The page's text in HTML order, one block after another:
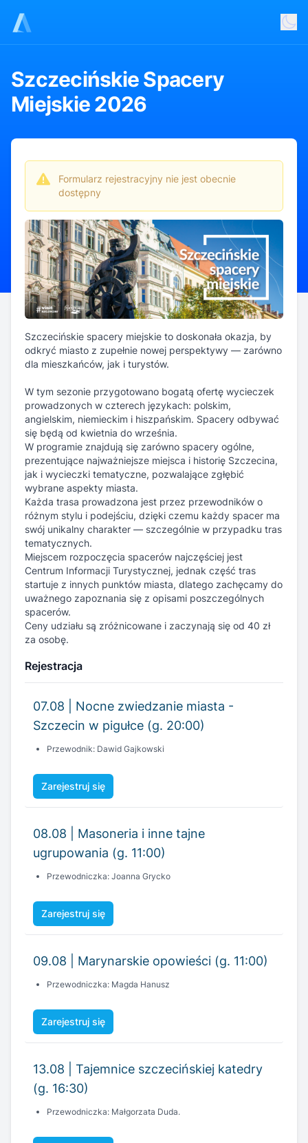
Szczecińskie Spacery
Miejskie 2026
Szczecińskie spacery miejskie to doskonała okazja, by
odkryć miasto z zupełnie nowej perspektywy — zarówno
dla mieszkańców, jak i turystów.
prowadzonych w czterech językach: polskim,
angielskim, niemieckim i hiszpańskim. Spacery odbywać
się będą od kwietnia do września.
prezentujące najważniejsze miejsca i historię Szczecina,
jak i wycieczki tematyczne, pozwalające zgłębić
wybrane aspekty miasta.
Każda trasa prowadzona jest przez przewodników o
różnym stylu i podejściu, dzięki czemu każdy spacer ma
swój unikalny charakter — szczególnie w przypadku tras
tematycznych.
Miejscem rozpoczęcia spacerów najczęściej jest
Centrum Informacji Turystycznej, jednak część tras
startuje z innych punktów miasta, dlatego zachęcamy do
uważnego zapoznania się z opisami poszczególnych
spacerów.
Ceny udziału są zróżnicowane i zaczynają się od 40 zł
za osobę.
Rejestracja
07.08 | Nocne zwiedzanie miasta -
Szczecin w pigułce (g. 20:00)
Przewodnik: Dawid Gajkowski
Zarejestruj się
ugrupowania (g. 11:00)
Zarejestruj się
Przewodniczka: Magda Hanusz
Zarejestruj się
(g. 16:30)
Zarejestruj się